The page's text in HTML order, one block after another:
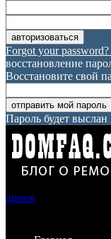
Forgot your
восстановление
Восстановите свой
Пароль будет
домов